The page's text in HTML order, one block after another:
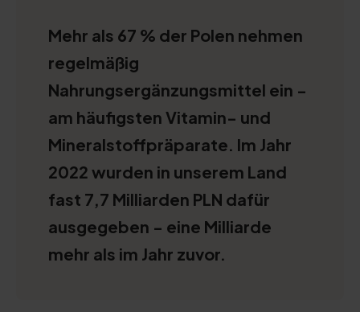
Mehr als 67 % der Polen nehmen
regelmäßig
Nahrungsergänzungsmittel ein -
am häufigsten Vitamin- und
Mineralstoffpräparate. Im Jahr
2022 wurden in unserem Land
fast 7,7 Milliarden PLN dafür
ausgegeben - eine Milliarde
mehr als im Jahr zuvor.